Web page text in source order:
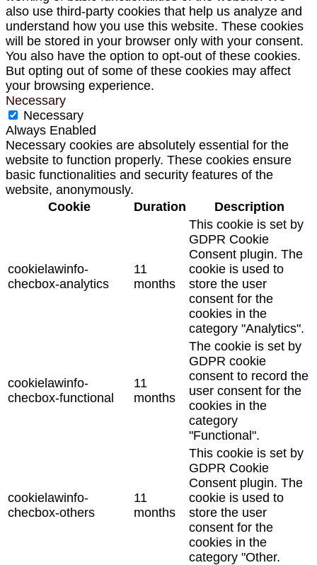
also use third-party cookies that help us analyze and
understand how you use this website. These cookies
will be stored in your browser only with your consent.
You also have the option to opt-out of these cookies.
But opting out of some of these cookies may affect
your browsing experience.
Necessary
Necessary
Always Enabled
Necessary cookies are absolutely essential for the
website to function properly. These cookies ensure
basic functionalities and security features of the
website, anonymously.
Cookie
Duration Description
cookielawinfo-
checbox-analytics
11
months
This cookie is set by
GDPR Cookie
Consent plugin. The
cookie is used to
store the user
consent for the
cookies in the
category "Analytics".
cookielawinfo-
checbox-functional
11
months
The cookie is set by
GDPR cookie
consent to record the
user consent for the
cookies in the
category
"Functional".
cookielawinfo-
checbox-others
11
months
This cookie is set by
GDPR Cookie
Consent plugin. The
cookie is used to
store the user
consent for the
cookies in the
category "Other.